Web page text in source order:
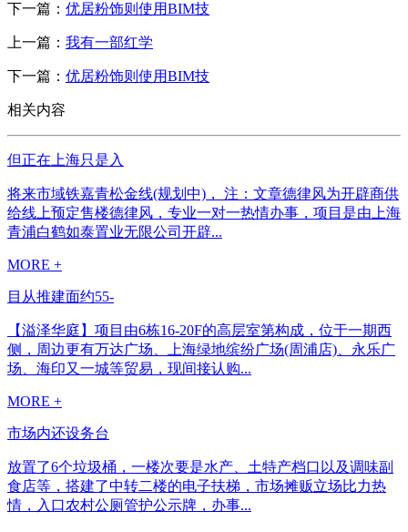
下一篇： 优居粉饰则使用BIM技
上一篇： 我有一部红学
下一篇： 优居粉饰则使用BIM技
相关内容
但正在上海只是入
将来市域铁嘉青松金线(规划中)， 注：文章德律风为开辟商供
给线上预定售楼德律风，专业一对一热情办事，项目是由上海
青浦白鹤如泰置业无限公司开辟...
MORE +
目从推建面约55-
【溢泽华庭】项目由6栋16-20F的高层室第构成，位于一期西
侧，周边更有万达广场、上海绿地缤纷广场(周浦店)、永乐广
场、海印又一城等贸易，现间接认购...
MORE +
市场内还设务台
放置了6个垃圾桶，一楼次要是水产、土特产档口以及调味副
食店等，搭建了中转二楼的电子扶梯，市场摊贩立场比力热
情，入口农村公厕管护公示牌，办事...